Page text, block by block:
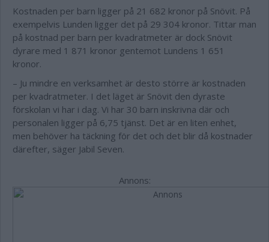
Kostnaden per barn ligger på 21 682 kronor på Snövit. På
exempelvis Lunden ligger det på 29 304 kronor. Tittar man
på kostnad per barn per kvadratmeter är dock Snövit
dyrare med 1 871 kronor gentemot Lundens 1 651
kronor.
– Ju mindre en verksamhet är desto större är kostnaden
per kvadratmeter. I det läget är Snövit den dyraste
förskolan vi har i dag. Vi har 30 barn inskrivna där och
personalen ligger på 6,75 tjänst. Det är en liten enhet,
men behöver ha täckning för det och det blir då kostnader
därefter, säger Jabil Seven.
Annons: